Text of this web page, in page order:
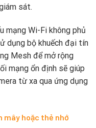
sát.
mạng Wi-Fi không phủ
dụng bộ khuếch đại tín
Mesh để mở rộng
mạng ổn định sẽ giúp
từ xa qua ứng dụng
mây hoặc thẻ nhớ